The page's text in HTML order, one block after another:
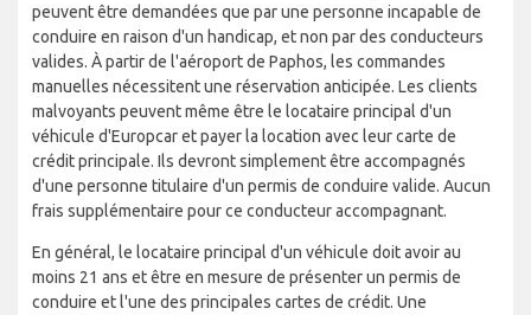
peuvent être demandées que par une personne incapable de
conduire en raison d'un handicap, et non par des conducteurs
valides. À partir de l'aéroport de Paphos, les commandes
manuelles nécessitent une réservation anticipée. Les clients
malvoyants peuvent même être le locataire principal d'un
véhicule d'Europcar et payer la location avec leur carte de
crédit principale. Ils devront simplement être accompagnés
d'une personne titulaire d'un permis de conduire valide. Aucun
frais supplémentaire pour ce conducteur accompagnant.
En général, le locataire principal d'un véhicule doit avoir au
moins 21 ans et être en mesure de présenter un permis de
conduire et l'une des principales cartes de crédit. Une